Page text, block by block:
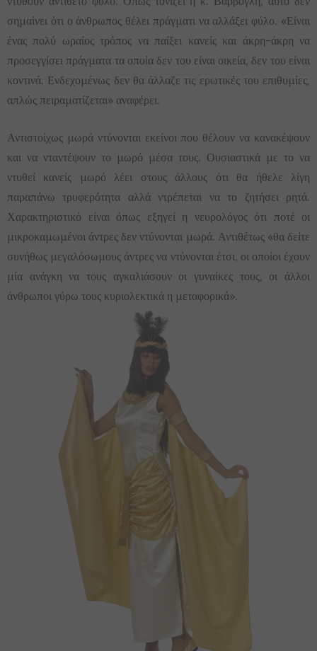
σημαίνει ότι ο άνθρωπος θέλει πράγματι να αλλάξει φύλο. «Είναι
ένας πολύ ωραίος τρόπος να παίξει κανείς και άκρη-άκρη να
προσεγγίσει πράγματα τα οποία δεν του είναι οικεία, δεν του είναι
κοντινά. Ενδεχομένως δεν θα άλλαζε τις ερωτικές του επιθυμίες,
απλώς πειραματίζεται» αναφέρει.
Αντιστοίχως μωρά ντύνονται εκείνοι που θέλουν να κανακέψουν
και να νταντέψουν το μωρό μέσα τους. Ουσιαστικά με το να
ντυθεί κανείς μωρό λέει στους άλλους ότι θα ήθελε λίγη
παραπάνω τρυφερότητα αλλά ντρέπεται να το ζητήσει ρητά.
Χαρακτηριστικό είναι όπως εξηγεί η νευρολόγος ότι ποτέ οι
μικροκαμωμένοι άντρες δεν ντύνονται μωρά. Αντιθέτως «θα δείτε
συνήθως μεγαλόσωμους άντρες να ντύνονται έτσι, οι οποίοι έχουν
μία ανάγκη να τους αγκαλιάσουν οι γυναίκες τους, οι άλλοι
άνθρωποι γύρω τους κυριολεκτικά η μεταφορικά».